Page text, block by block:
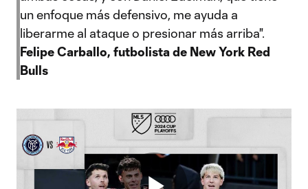
un enfoque más defensivo, me ayuda a
liberarme al ataque o presionar más arriba".
Felipe Carballo, futbolista de New York Red
Bulls